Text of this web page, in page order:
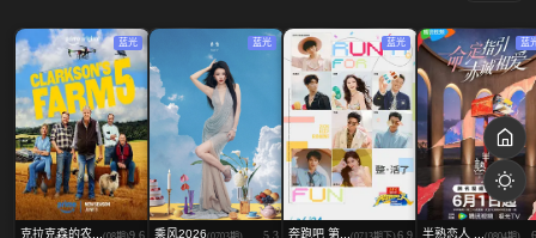
蓝光
克拉克森的农... 9.6
蓝光
乘风2026 5.3
蓝光
奔跑吧 第... 6.9
蓝
半熟恋人 ...